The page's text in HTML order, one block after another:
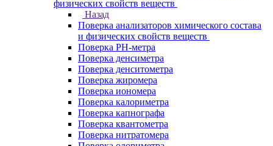
физических свойств веществ
Назад
Поверка анализаторов химического состава
и физических свойств веществ
Поверка PH-метра
Поверка денсиметра
Поверка денситометра
Поверка жиромера
Поверка иономера
Поверка калориметра
Поверка капнографа
Поверка квантометра
Поверка нитратомера